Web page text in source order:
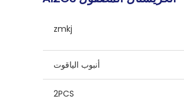
zmkj
أنبوب الياقوت
2PCS